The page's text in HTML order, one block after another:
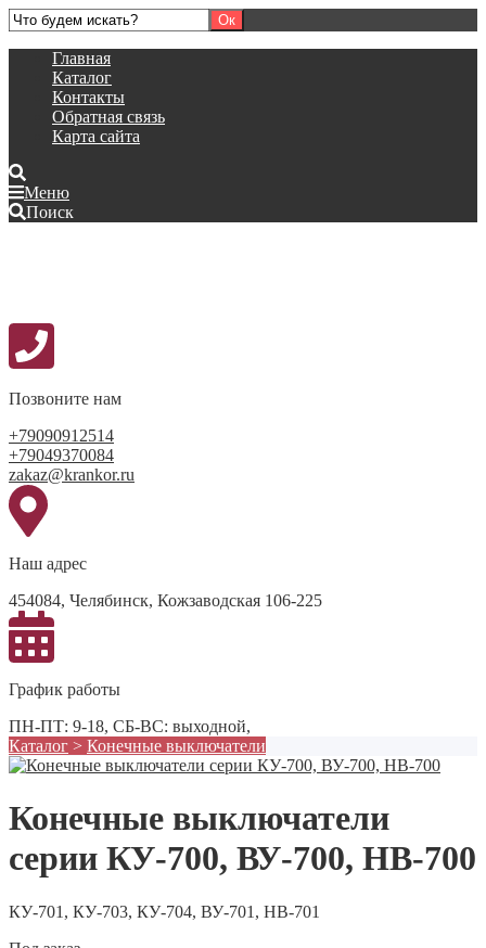
Главная
Каталог
Контакты
Обратная связь
Карта сайта
Меню
Поиск
Позвоните нам
+79090912514
+79049370084
zakaz@krankor.ru
Наш адрес
454084, Челябинск, Кожзаводская 106-225
График работы
ПН-ПТ: 9-18, СБ-ВС: выходной,
Каталог > Конечные выключатели
Конечные выключатели
серии КУ-700, ВУ-700, НВ-700
КУ-701, КУ-703, КУ-704, ВУ-701, НВ-701